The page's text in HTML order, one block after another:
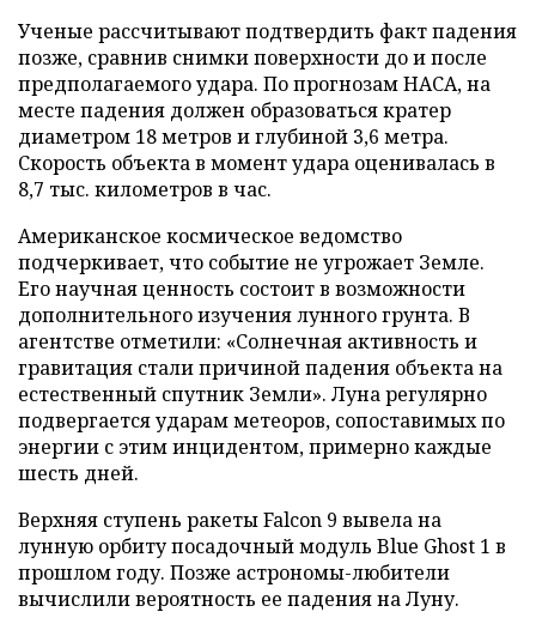
Ученые рассчитывают подтвердить факт падения
позже, сравнив снимки поверхности до и после
предполагаемого удара. По прогнозам НАСА, на
месте падения должен образоваться кратер
диаметром 18 метров и глубиной 3,6 метра.
Скорость объекта в момент удара оценивалась в
8,7 тыс. километров в час.
Американское космическое ведомство
подчеркивает, что событие не угрожает Земле.
Его научная ценность состоит в возможности
дополнительного изучения лунного грунта. В
агентстве отметили: «Солнечная активность и
гравитация стали причиной падения объекта на
естественный спутник Земли». Луна регулярно
подвергается ударам метеоров, сопоставимых по
энергии с этим инцидентом, примерно каждые
шесть дней.
Верхняя ступень ракеты Falcon 9 вывела на
лунную орбиту посадочный модуль Blue Ghost 1 в
прошлом году. Позже астрономы-любители
вычислили вероятность ее падения на Луну.